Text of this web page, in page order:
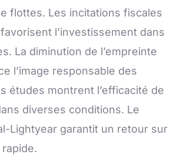
flottes. Les incitations fiscales
l’investissement dans
La diminution de l’empreinte
l’image responsable des
études montrent l’efficacité de
diverses conditions. Le
Lightyear garantit un retour sur